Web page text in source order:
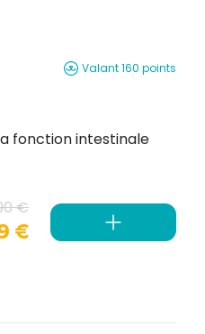
Valant 160 points
boules de poils et normalise la fonction intestinale
€
€